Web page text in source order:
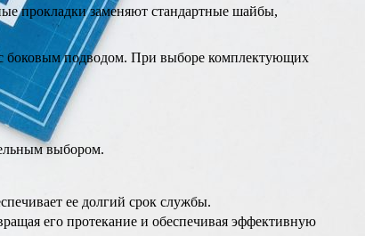
прокладки заменяют стандартные шайбы,
с боковым подводом. При выборе комплектующих
выбором.
ее долгий срок службы.
его протекание и обеспечивая эффективную